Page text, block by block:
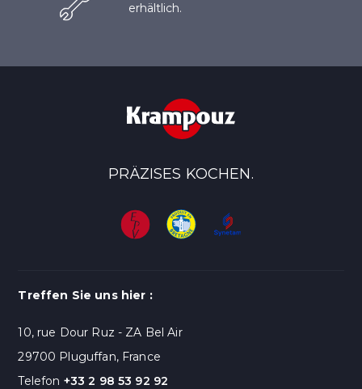
erhältlich.
PRÄZISES KOCHEN.
Treffen Sie uns hier :
10, rue Dour Ruz - ZA Bel Air
29700 Pluguffan, France
Telefon +33 2 98 53 92 92